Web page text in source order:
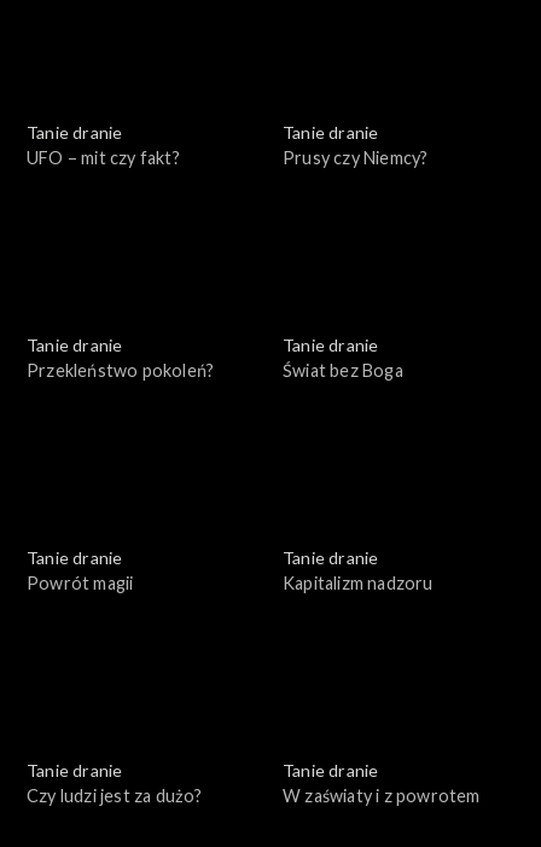
Tanie dranie
UFO – mit czy fakt?
Tanie dranie
Prusy czy Niemcy?
Tanie dranie
Przekleństwo pokoleń?
Tanie dranie
Świat bez Boga
Tanie dranie
Powrót magii
Tanie dranie
Kapitalizm nadzoru
Tanie dranie
Czy ludzi jest za dużo?
Tanie dranie
W zaświaty i z powrotem